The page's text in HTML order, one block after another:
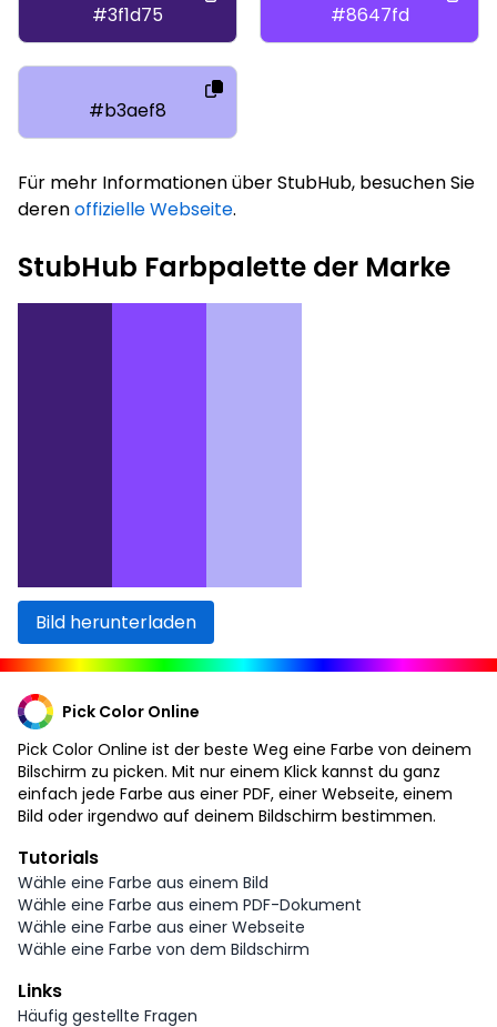
#3f1d75 #8647fd
#b3aef8
Für mehr Informationen über StubHub, besuchen Sie
derenoffizielle Webseite.
StubHub Farbpalette der Marke
Bild herunterladen
Pick Color Online
Pick Color Online ist der beste Weg eine Farbe von deinem
Bilschirm zu picken. Mit nur einem Klick kannst du ganz
einfach jede Farbe aus einer PDF, einer Webseite, einem
Bild oder irgendwo auf deinem Bildschirm bestimmen.
Tutorials
Wähle eine Farbe aus einem Bild
Wähle eine Farbe aus einem PDF-Dokument
Wähle eine Farbe aus einer Webseite
Wähle eine Farbe von dem Bildschirm
Links
Häufig gestellte Fragen